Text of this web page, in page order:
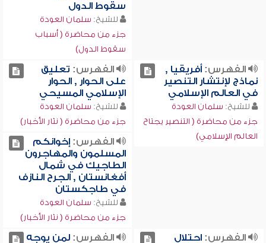
سقوط الدول
للشيخ: سلمان العودة
جزء من محاضرة ( أسباب
سقوط الدول)
الفهرس:أفريقيا ,
نماذج لإنتشار التنصير
في العالم الإسلامي
للشيخ: سلمان العودة
جزء من محاضرة ( التنصير يجتاح
العالم الإسلامي)
الفهرس: تعليق
على الحوار , الحوار
الإسلامي المسيحي
للشيخ: سلمان العودة
جزء من محاضرة ( نثار الأخبار)
الفهرس:إخوانكم
المسلمون والمهاجرون
الطاجيك في شمال
أفغانستان , الجرح النازف
في طاجكستان
للشيخ: سلمان العودة
جزء من محاضرة ( نثار الأخبار)
الفهرس:احتلال الفهرس:لمن يوجه